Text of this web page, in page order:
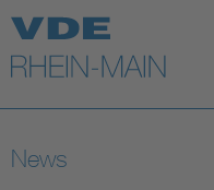
Top Themen
Fokusthemen
News